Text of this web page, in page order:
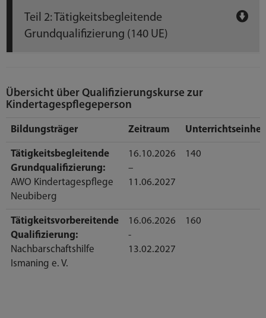
Teil 2: Tätigkeitsbegleitende
Grundqualifizierung (140 UE)
Übersicht über Qualifizierungskurse zur
Kindertagespflegeperson
Bildungsträger Zeitraum
Tätigkeitsbegleitende
Grundqualifizierung:
AWO Kindertagespflege
Neubiberg
16.10.2026
–
11.06.2027
140
Tätigkeitsvorbereitende
Qualifizierung:
Nachbarschaftshilfe
Ismaning e. V.
16.06.2026
-
13.02.2027
160